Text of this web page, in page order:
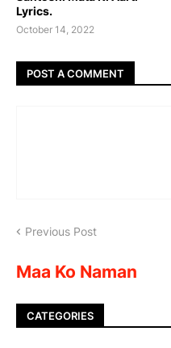
Lyrics.
October 14, 2022
POST A COMMENT
Previous Post
Maa Ko Naman
CATEGORIES